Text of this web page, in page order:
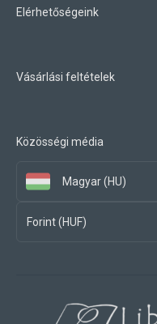
Elérhetőségeink
Vásárlási feltételek
Közösségi média
Magyar (HU)
Forint (HUF)